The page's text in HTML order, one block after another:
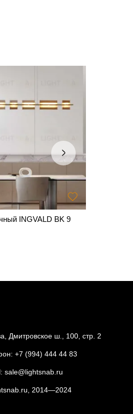
INGVALD BK 9
Дмитровское ш., 100, стр. 2
+7 (994) 444 44 83
sale@lightsnab.ru
2014—2024